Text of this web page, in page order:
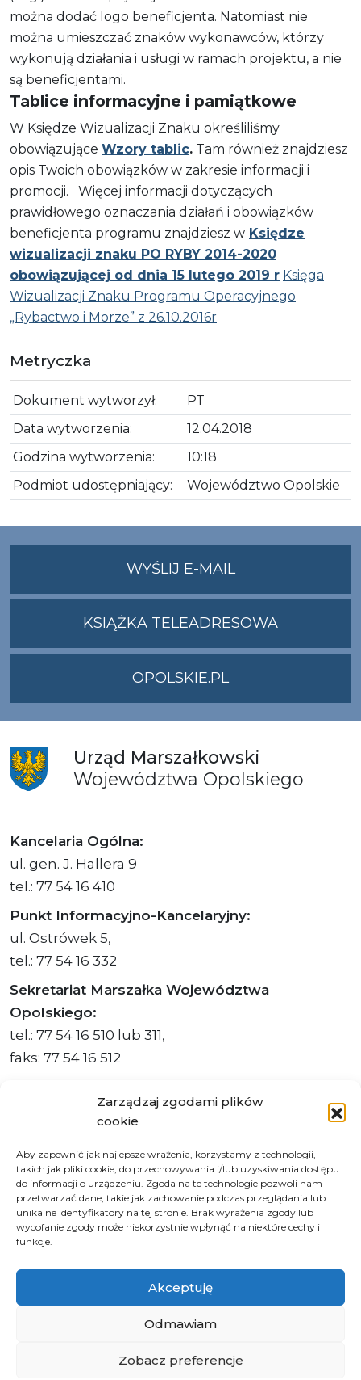
Zarządzaj zgodami plików
cookie
Aby zapewnić jak najlepsze wrażenia, korzystamy z technologii,
takich jak pliki cookie, do przechowywania i/lub uzyskiwania dostępu
do informacji o urządzeniu. Zgoda na te technologie pozwoli nam
przetwarzać dane, takie jak zachowanie podczas przeglądania lub
unikalne identyfikatory na tej stronie. Brak wyrażenia zgody lub
wycofanie zgody może niekorzystnie wpłynąć na niektóre cechy i
funkcje.
Akceptuję
Odmawiam
Zobacz preferencje
można dodać logo beneficjenta. Natomiast nie
można umieszczać znaków wykonawców, którzy
wykonują działania i usługi w ramach projektu, a nie
są beneficjentami.
Tablice informacyjne i pamiątkowe
W Księdze Wizualizacji Znaku określiliśmy
obowiązujące Wzory tablic. Tam również znajdziesz
opis Twoich obowiązków w zakresie informacji i
promocji. Więcej informacji dotyczących
prawidłowego oznaczania działań i obowiązków
beneficjenta programu znajdziesz w Księdze
wizualizacji znaku PO RYBY 2014-2020
obowiązującej od dnia 15 lutego 2019 r Księga
Wizualizacji Znaku Programu Operacyjnego
„Rybactwo i Morze” z 26.10.2016r
Metryczka
Dokument wytworzył:
PT
Data wytworzenia:
12.04.2018
Godzina wytworzenia:
10:18
Podmiot udostępniający:
Województwo Opolskie
WYŚLIJ E-MAILNA
ADRES
KSIĄŻKA TELEADRESOWA
OPOLSKIE.PL
Urząd Marszałkowski
Województwa Opolskiego
Kancelaria Ogólna:
ul. gen. J. Hallera 9
tel.: 77 54 16 410
Punkt Informacyjno-Kancelaryjny:
ul. Ostrówek 5,
tel.: 77 54 16 332
Sekretariat Marszałka Województwa
Opolskiego:
tel.: 77 54 16 510 lub 311,
faks: 77 54 16 512
Adres do e-Doręczeń
Urzędu: AE:PL-66703-73759-IGTUV-14
Polityka prywatności
Klauzula informacyjna RODO
© 2026 Samorząd Województwa Opolskiego